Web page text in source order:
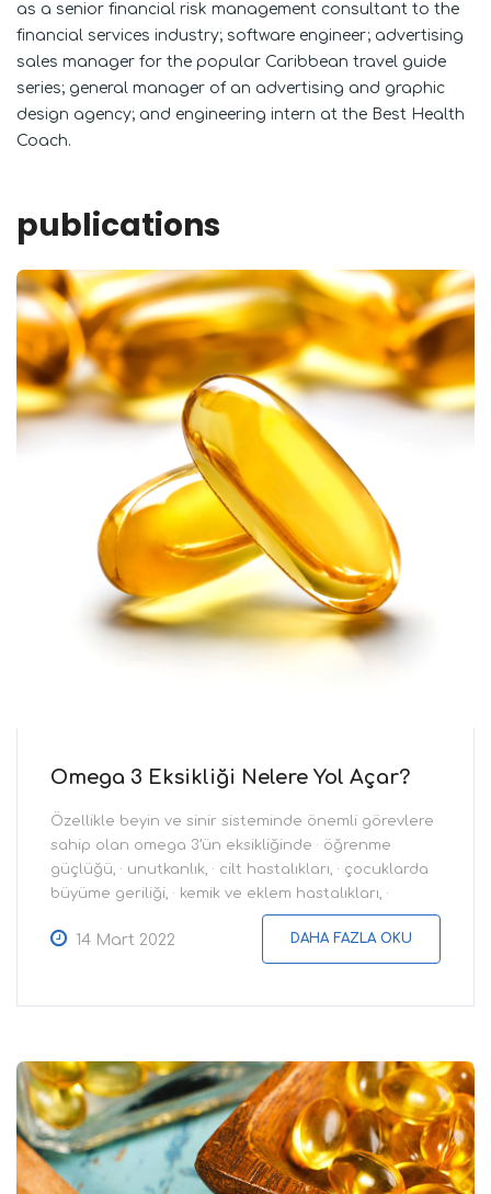
as a senior financial risk management consultant to the
financial services industry; software engineer; advertising
sales manager for the popular Caribbean travel guide
series; general manager of an advertising and graphic
design agency; and engineering intern at the Best Health
Coach.
publications
Omega 3 Eksikliği Nelere Yol Açar?
Özellikle beyin ve sinir sisteminde önemli görevlere
sahip olan omega 3’ün eksikliğinde · öğrenme
güçlüğü, · unutkanlık, · cilt hastalıkları, · çocuklarda
büyüme geriliği, · kemik ve eklem hastalıkları, ·
kolesterol, · kanser gibi pek çok sağlık sorununa
yakalanma olasılığı artar. Bunlardan korunabilmek
adına sağlıklı ve dengeli beslenilerek omega 3 yağ
14 Mart 2022 DAHA FAZLA OKU